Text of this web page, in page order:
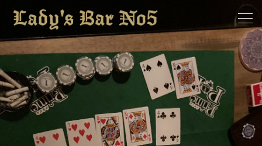
ホーム
求人情報